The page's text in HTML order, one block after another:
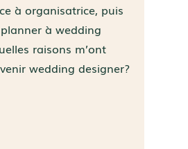
à organisatrice, puis
à wedding
raisons m’ont
wedding designer?